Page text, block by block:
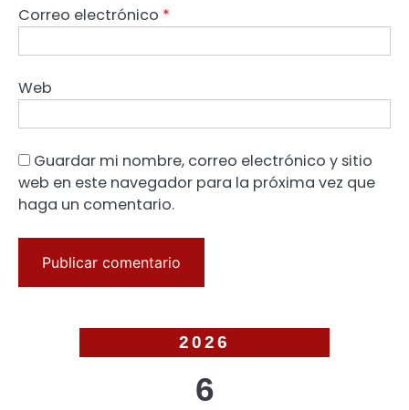
Correo electrónico *
Web
Guardar mi nombre, correo electrónico y sitio
web en este navegador para la próxima vez que
haga un comentario.
2026
6